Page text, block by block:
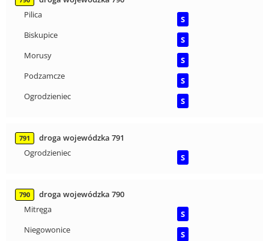
Pilica
S
Biskupice
S
Morusy
S
Podzamcze
S
Ogrodzieniec
S
791
droga wojewódzka 791
Ogrodzieniec
S
790
droga wojewódzka 790
Mitręga
S
Niegowonice
S